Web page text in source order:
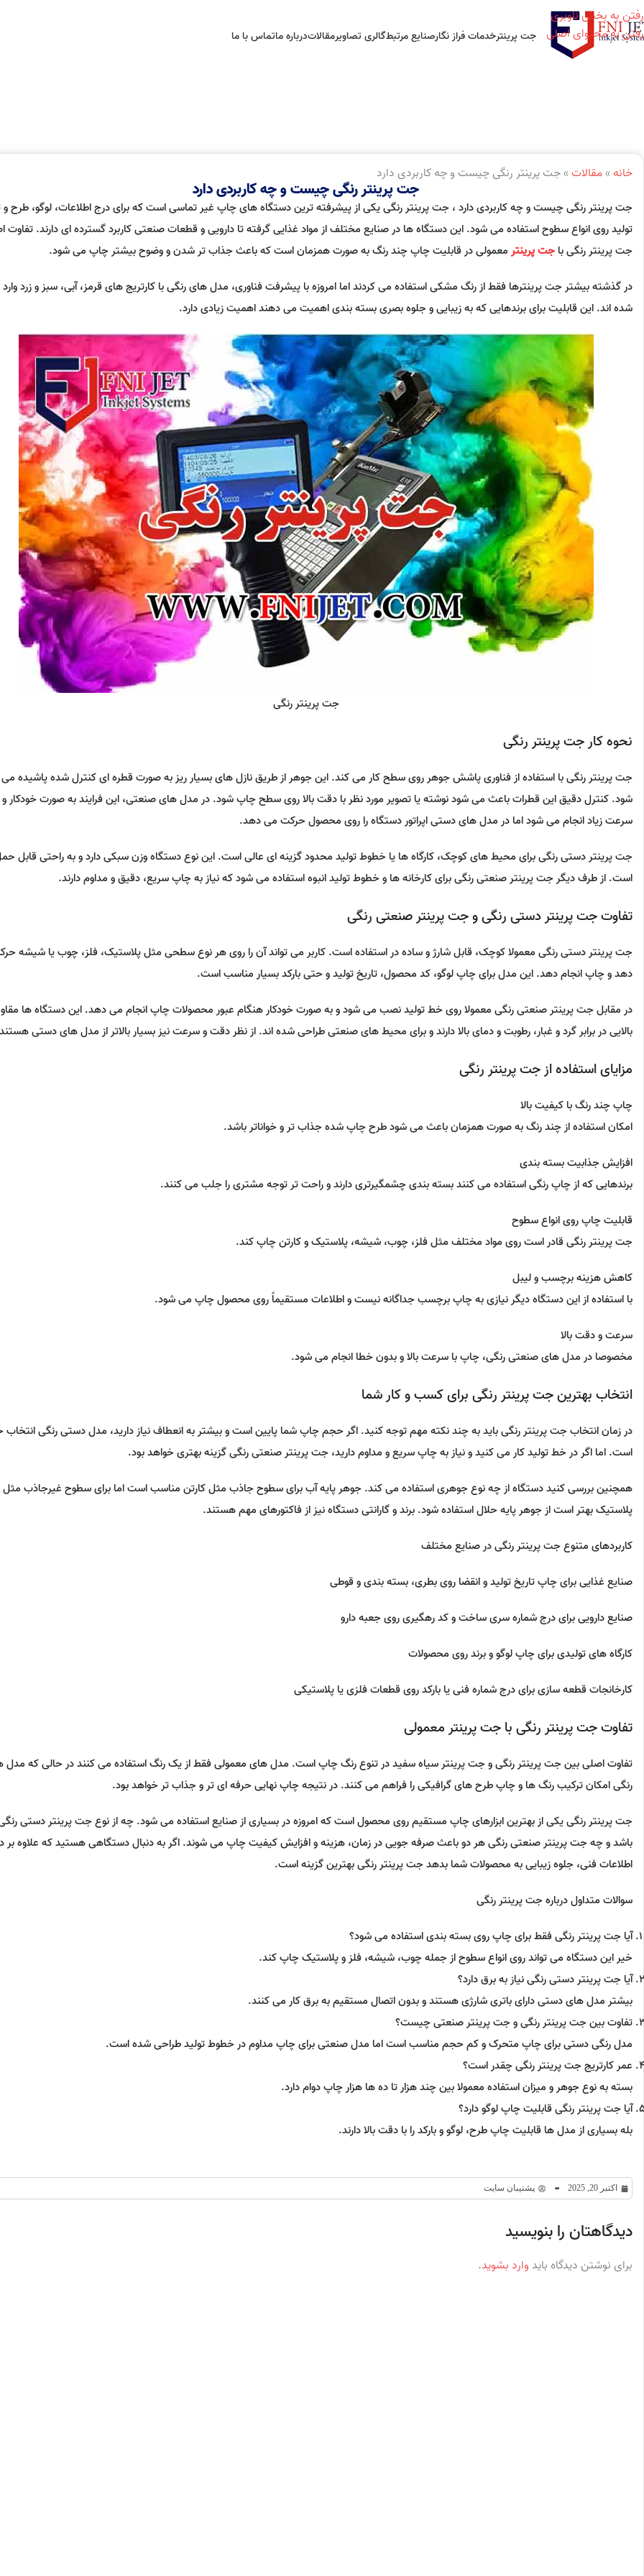
رفتن به بخش ناوبری
رفتن به محتوای اصلی
جت پرینترخدمات فراز نگارصنایع مرتبطگالری تصاویرمقالاتدرباره ماتماس با ما
خانه »مقالات »جت پرینتر رنگی چیست و چه کاربردی دارد
جت پرینتر رنگی چیست و چه کاربردی دارد
جت پرینتر رنگی چیست و چه کاربردی دارد ، جت پرینتر رنگی یکی از پیشرفته ترین دستگاه های چاپ غیر تماسی است که برای درج اطلاعات، لوگو، طرح و
تولید روی انواع سطوح استفاده می شود. این دستگاه ها در صنایع مختلف از مواد غذایی گرفته تا دارویی و قطعات صنعتی کاربرد گسترده ای دارند. تفاوت
جت پرینتر رنگی با جت پرینترمعمولی در قابلیت چاپ چند رنگ به صورت همزمان است که باعث جذاب تر شدن و وضوح بیشتر چاپ می شود.
در گذشته بیشتر جت پرینترها فقط از رنگ مشکی استفاده می کردند اما امروزه با پیشرفت فناوری، مدل های رنگی با کارتریج های قرمز، آبی، سبز و زرد وارد
شده اند. این قابلیت برای برندهایی که به زیبایی و جلوه بصری بسته بندی اهمیت می دهند اهمیت زیادی دارد.
جت پرینتر رنگی
نحوه کار جت پرینتر رنگی
جت پرینتر رنگی با استفاده از فناوری پاشش جوهر روی سطح کار می کند. این جوهر از طریق نازل های بسیار ریز به صورت قطره ای کنترل شده پاشیده می
شود. کنترل دقیق این قطرات باعث می شود نوشته یا تصویر مورد نظر با دقت بالا روی سطح چاپ شود. در مدل های صنعتی، این فرایند به صورت خودکار و
سرعت زیاد انجام می شود اما در مدل های دستی اپراتور دستگاه را روی محصول حرکت می دهد.
جت پرینتر دستی رنگی برای محیط های کوچک، کارگاه ها یا خطوط تولید محدود گزینه ای عالی است. این نوع دستگاه وزن سبکی دارد و به راحتی قابل
است. از طرف دیگر جت پرینتر صنعتی رنگی برای کارخانه ها و خطوط تولید انبوه استفاده می شود که نیاز به چاپ سریع، دقیق و مداوم دارند.
تفاوت جت پرینتر دستی رنگی و جت پرینتر صنعتی رنگی
جت پرینتر دستی رنگی معمولا کوچک، قابل شارژ و ساده در استفاده است. کاربر می تواند آن را روی هر نوع سطحی مثل پلاستیک، فلز، چوب یا شیشه
دهد و چاپ انجام دهد. این مدل برای چاپ لوگو، کد محصول، تاریخ تولید و حتی بارکد بسیار مناسب است.
در مقابل جت پرینتر صنعتی رنگی معمولا روی خط تولید نصب می شود و به صورت خودکار هنگام عبور محصولات چاپ انجام می دهد. این دستگاه ها
بالایی در برابر گرد و غبار، رطوبت و دمای بالا دارند و برای محیط های صنعتی طراحی شده اند. از نظر دقت و سرعت نیز بسیار بالاتر از مدل های دستی
مزایای استفاده از جت پرینتر رنگی
چاپ چند رنگ با کیفیت بالا
امکان استفاده از چند رنگ به صورت همزمان باعث می شود طرح چاپ شده جذاب تر و خواناتر باشد.
افزایش جذابیت بسته بندی
برندهایی که از چاپ رنگی استفاده می کنند بسته بندی چشمگیرتری دارند و راحت تر توجه مشتری را جلب می کنند.
قابلیت چاپ روی انواع سطوح
جت پرینتر رنگی قادر است روی مواد مختلف مثل فلز، چوب، شیشه، پلاستیک و کارتن چاپ کند.
کاهش هزینه برچسب و لیبل
با استفاده از این دستگاه دیگر نیازی به چاپ برچسب جداگانه نیست و اطلاعات مستقیماً روی محصول چاپ می شود.
سرعت و دقت بالا
مخصوصا در مدل های صنعتی رنگی، چاپ با سرعت بالا و بدون خطا انجام می شود.
انتخاب بهترین جت پرینتر رنگی برای کسب و کار شما
در زمان انتخاب جت پرینتر رنگی باید به چند نکته مهم توجه کنید. اگر حجم چاپ شما پایین است و بیشتر به انعطاف نیاز دارید، مدل دستی رنگی انتخاب
است. اما اگر در خط تولید کار می کنید و نیاز به چاپ سریع و مداوم دارید، جت پرینتر صنعتی رنگی گزینه بهتری خواهد بود.
همچنین بررسی کنید دستگاه از چه نوع جوهری استفاده می کند. جوهر پایه آب برای سطوح جاذب مثل کارتن مناسب است اما برای سطوح غیرجاذب مثل
پلاستیک بهتر است از جوهر پایه حلال استفاده شود. برند و گارانتی دستگاه نیز از فاکتورهای مهم هستند.
کاربردهای متنوع جت پرینتر رنگی در صنایع مختلف
صنایع غذایی برای چاپ تاریخ تولید و انقضا روی بطری، بسته بندی و قوطی
صنایع دارویی برای درج شماره سری ساخت و کد رهگیری روی جعبه دارو
کارگاه های تولیدی برای چاپ لوگو و برند روی محصولات
کارخانجات قطعه سازی برای درج شماره فنی یا بارکد روی قطعات فلزی یا پلاستیکی
تفاوت جت پرینتر رنگی با جت پرینتر معمولی
تفاوت اصلی بین جت پرینتر رنگی و جت پرینتر سیاه سفید در تنوع رنگ چاپ است. مدل های معمولی فقط از یک رنگ استفاده می کنند در حالی که مدل
رنگی امکان ترکیب رنگ ها و چاپ طرح های گرافیکی را فراهم می کنند. در نتیجه چاپ نهایی حرفه ای تر و جذاب تر خواهد بود.
جت پرینتر رنگی یکی از بهترین ابزارهای چاپ مستقیم روی محصول است که امروزه در بسیاری از صنایع استفاده می شود. چه از نوع جت پرینتر دستی
باشد و چه جت پرینتر صنعتی رنگی هر دو باعث صرفه جویی در زمان، هزینه و افزایش کیفیت چاپ می شوند. اگر به دنبال دستگاهی هستید که علاوه بر
اطلاعات فنی، جلوه زیبایی به محصولات شما بدهد جت پرینتر رنگی بهترین گزینه است.
سوالات متداول درباره جت پرینتر رنگی
آیا جت پرینتر رنگی فقط برای چاپ روی بسته بندی استفاده می شود؟
خیر این دستگاه می تواند روی انواع سطوح از جمله چوب، شیشه، فلز و پلاستیک چاپ کند.
آیا جت پرینتر دستی رنگی نیاز به برق دارد؟
بیشتر مدل های دستی دارای باتری شارژی هستند و بدون اتصال مستقیم به برق کار می کنند.
تفاوت بین جت پرینتر رنگی و جت پرینتر صنعتی چیست؟
مدل رنگی دستی برای چاپ متحرک و کم حجم مناسب است اما مدل صنعتی برای چاپ مداوم در خطوط تولید طراحی شده است.
عمر کارتریج جت پرینتر رنگی چقدر است؟
بسته به نوع جوهر و میزان استفاده معمولا بین چند هزار تا ده ها هزار چاپ دوام دارد.
آیا جت پرینتر رنگی قابلیت چاپ لوگو دارد؟
بله بسیاری از مدل ها قابلیت چاپ طرح، لوگو و بارکد را با دقت بالا دارند.
اکتبر 20, 2025 پشتیبان سایت
دیدگاهتان را بنویسید
برای نوشتن دیدگاه باید وارد بشوید.
مینی جت پرینتر Codajet مدل B8